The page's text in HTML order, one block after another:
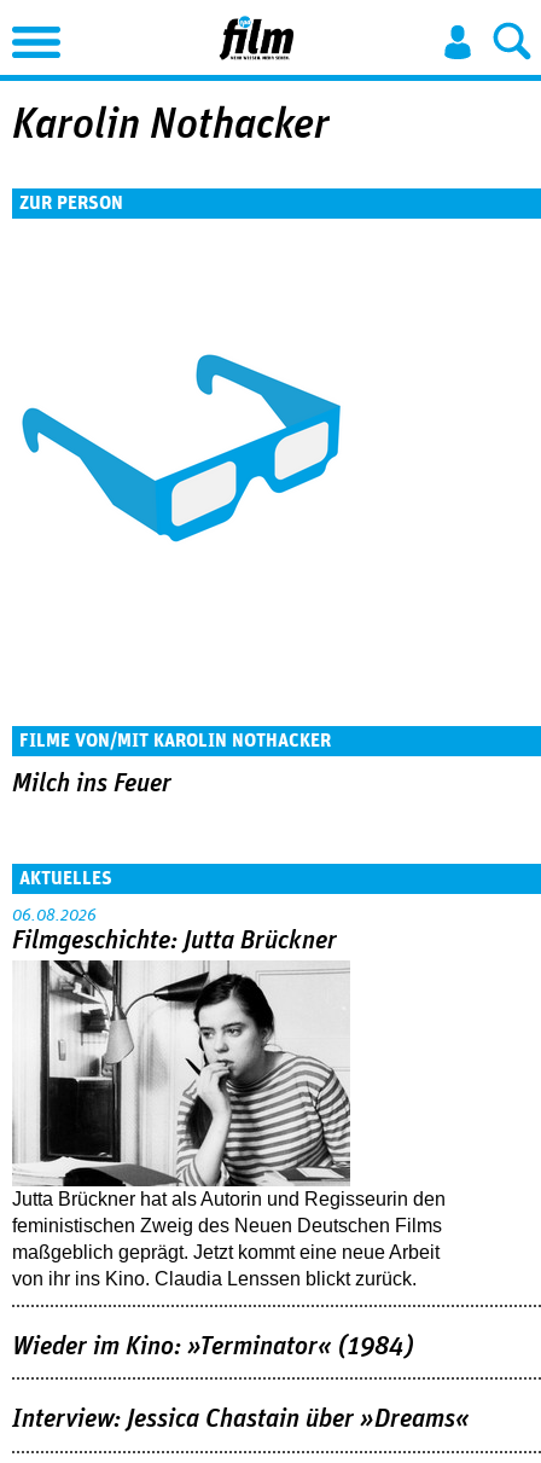
Jump to Navigation
Karolin Nothacker
ZUR PERSON
FILME VON/MIT KAROLIN NOTHACKER
Milch ins Feuer
AKTUELLES
06.08.2026
Filmgeschichte: Jutta Brückner
Jutta Brückner hat als Autorin und Regisseurin den
feministischen Zweig des Neuen Deutschen Films
maßgeblich geprägt. Jetzt kommt eine neue Arbeit
von ihr ins Kino. Claudia Lenssen blickt zurück.
Wieder im Kino: »Terminator« (1984)
Interview: Jessica Chastain über »Dreams«